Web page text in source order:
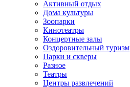
Активный отдых
Дома культуры
Зоопарки
Кинотеатры
Концертные залы
Оздоровительный туризм
Парки и скверы
Разное
Театры
Центры развлечений